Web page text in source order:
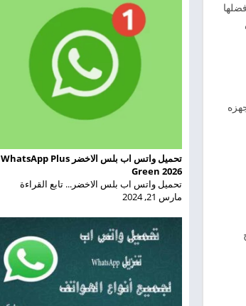
تحميل واتس اب بلس الاخضر WhatsApp Plus
Green 2026
تحميل واتس اب بلس الاخضر... تابع القراءة
مارس 21, 2024